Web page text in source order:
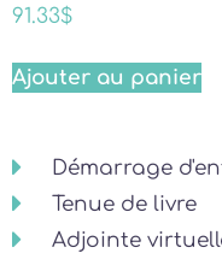
91.33$
Ajouter au panier
Démarrage
Tenue de livre
Adjointe